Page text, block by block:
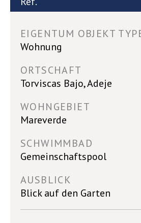
EIGENTUM OBJEKT
Wohnung
ORTSCHAFT
Torviscas Bajo, Adeje
WOHNGEBIET
Mareverde
SCHWIMMBAD
Gemeinschaftspool
AUSBLICK
Blick auf den Garten